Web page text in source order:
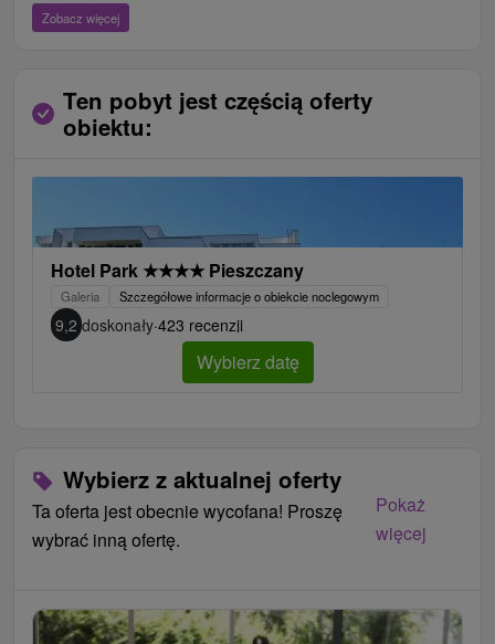
Najviac si ho užijú páry, klienti 50+ alebo starí rodičia s
vnúčatami.
V lete je vhodný aj pre rodiny s deťmi vďaka
V hoteli je pekný veľký detský kútik.
Zobacz więcej
Ten pobyt jest częścią oferty
obiektu:
Hotel Park ★★★★ Pieszczany
Galeria Szczegółowe informacje o obiekcie noclegowym
9,2 doskonały·423 recenzji
Wybierz datę
Wybierz z aktualnej oferty
Ta oferta jest obecnie wycofana! Proszę
wybrać inną ofertę.
Pokaż
więcej